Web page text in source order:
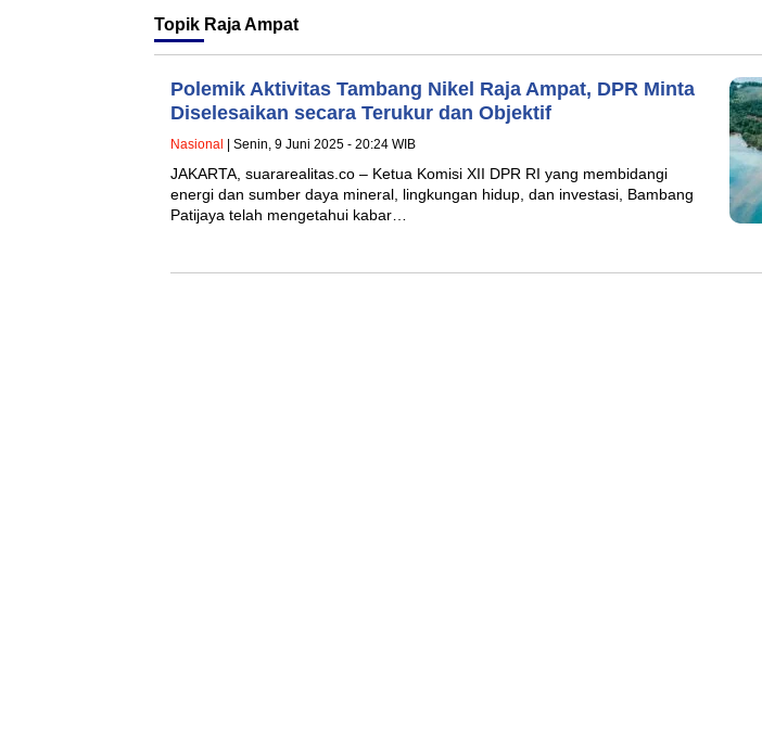
Topik Raja Ampat
Polemik Aktivitas Tambang Nikel Raja Ampat, DPR Minta
Diselesaikan secara Terukur dan Objektif
Nasional | Senin, 9 Juni 2025 - 20:24 WIB
JAKARTA, suararealitas.co – Ketua Komisi XII DPR RI yang membidangi
energi dan sumber daya mineral, lingkungan hidup, dan investasi, Bambang
Patijaya telah mengetahui kabar…